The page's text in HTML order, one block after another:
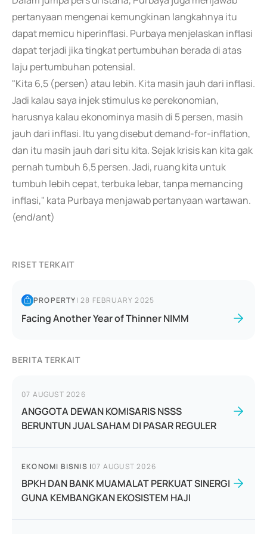
pertanyaan mengenai kemungkinan langkahnya itu
dapat memicu hiperinflasi. Purbaya menjelaskan inflasi
dapat terjadi jika tingkat pertumbuhan berada di atas
laju pertumbuhan potensial.
"Kita 6,5 (persen) atau lebih. Kita masih jauh dari inflasi.
Jadi kalau saya injek stimulus ke perekonomian,
harusnya kalau ekonominya masih di 5 persen, masih
jauh dari inflasi. Itu yang disebut demand-for-inflation,
dan itu masih jauh dari situ kita. Sejak krisis kan kita gak
pernah tumbuh 6,5 persen. Jadi, ruang kita untuk
tumbuh lebih cepat, terbuka lebar, tanpa memancing
inflasi," kata Purbaya menjawab pertanyaan wartawan.
(end/ant)
RISET TERKAIT
PROPERTY|28 FEBRUARY 2025
Facing Another Year of Thinner NIMM
BERITA TERKAIT
07 AUGUST 2026
ANGGOTA DEWAN KOMISARIS NSSS
BERUNTUN JUAL SAHAM DI PASAR REGULER
EKONOMI BISNIS |07 AUGUST 2026
BPKH DAN BANK MUAMALAT PERKUAT SINERGI
GUNA KEMBANGKAN EKOSISTEM HAJI